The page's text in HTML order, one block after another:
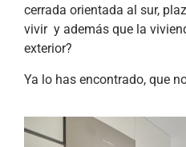
cerrada orientada al sur,
vivir y además que la
exterior?
Ya lo has encontrado, que